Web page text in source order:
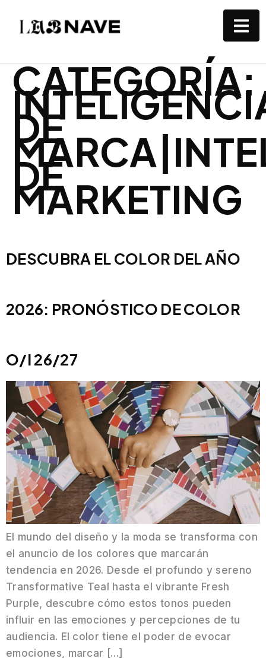
CATEGORÍA:
DE
DE
MARKETING
DESCUBRA EL COLOR DEL AÑO
2026: PRONÓSTICO DE COLOR
O/I 26/27
El mundo del diseño y la moda se transforma con
el anuncio de los colores que marcarán
tendencia en 2026. Desde el profundo y sereno
Transformative Teal hasta el vibrante Fresh
Purple, descubre cómo estos tonos pueden
influir en las emociones y percepciones de tu
audiencia. El color tiene el poder de evocar
emociones, marcar […]